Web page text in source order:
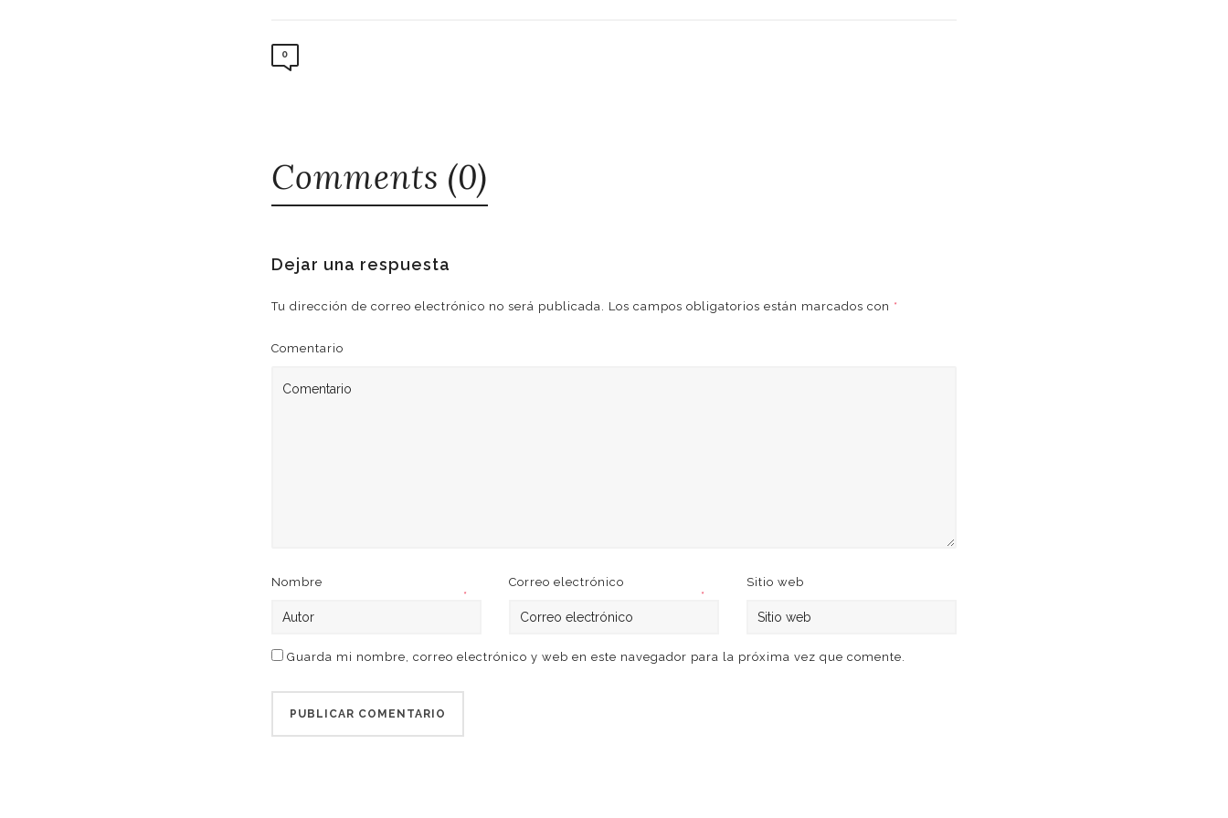
0
Comments (0)
Dejar una respuesta
Tu dirección de correo electrónico no será publicada. Los campos obligatorios están marcados con *
Comentario
Nombre
*
Correo electrónico
*
Sitio web
Guarda mi nombre, correo electrónico y web en este navegador para la próxima vez que comente.